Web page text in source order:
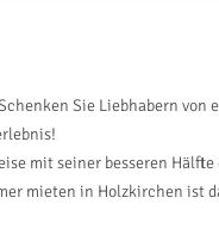
Sie Liebhabern
mit seiner besseren
mieten in Holzkirchen ist